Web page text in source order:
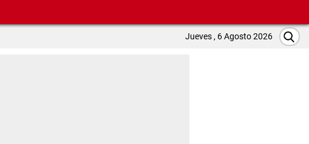
Jueves , 6 Agosto 2026